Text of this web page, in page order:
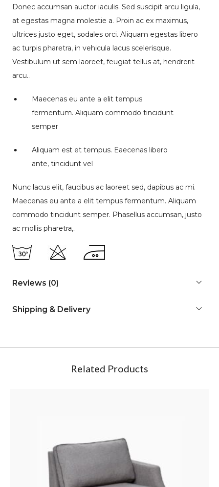
Donec accumsan auctor iaculis. Sed suscipit arcu ligula,
at egestas magna molestie a. Proin ac ex maximus,
ultrices justo eget, sodales orci. Aliquam egestas libero
ac turpis pharetra, in vehicula lacus scelerisque.
Vestibulum ut sem laoreet, feugiat tellus at, hendrerit
arcu..
Maecenas eu ante a elit tempus
fermentum. Aliquam commodo tincidunt
semper
Aliquam est et tempus. Eaecenas libero
ante, tincidunt vel
Nunc lacus elit, faucibus ac laoreet sed, dapibus ac mi.
Maecenas eu ante a elit tempus fermentum. Aliquam
commodo tincidunt semper. Phasellus accumsan, justo
ac mollis pharetra,.
Reviews (0)
Shipping & Delivery
Related Products